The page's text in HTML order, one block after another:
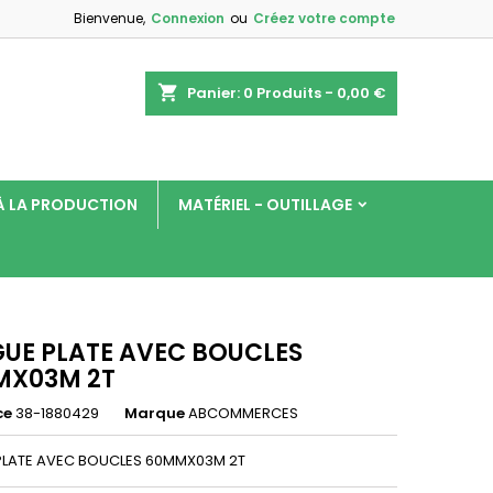
Bienvenue, Connexion ou Créez votre compte
shopping_cart Panier: 0 Produits - 0,00 €
LA PRODUCTION MATÉRIEL - OUTILLAGE
PLATE AVEC BOUCLES
2T
38-1880429 MarqueABCOMMERCES
AVEC BOUCLES 60MMX03M 2T